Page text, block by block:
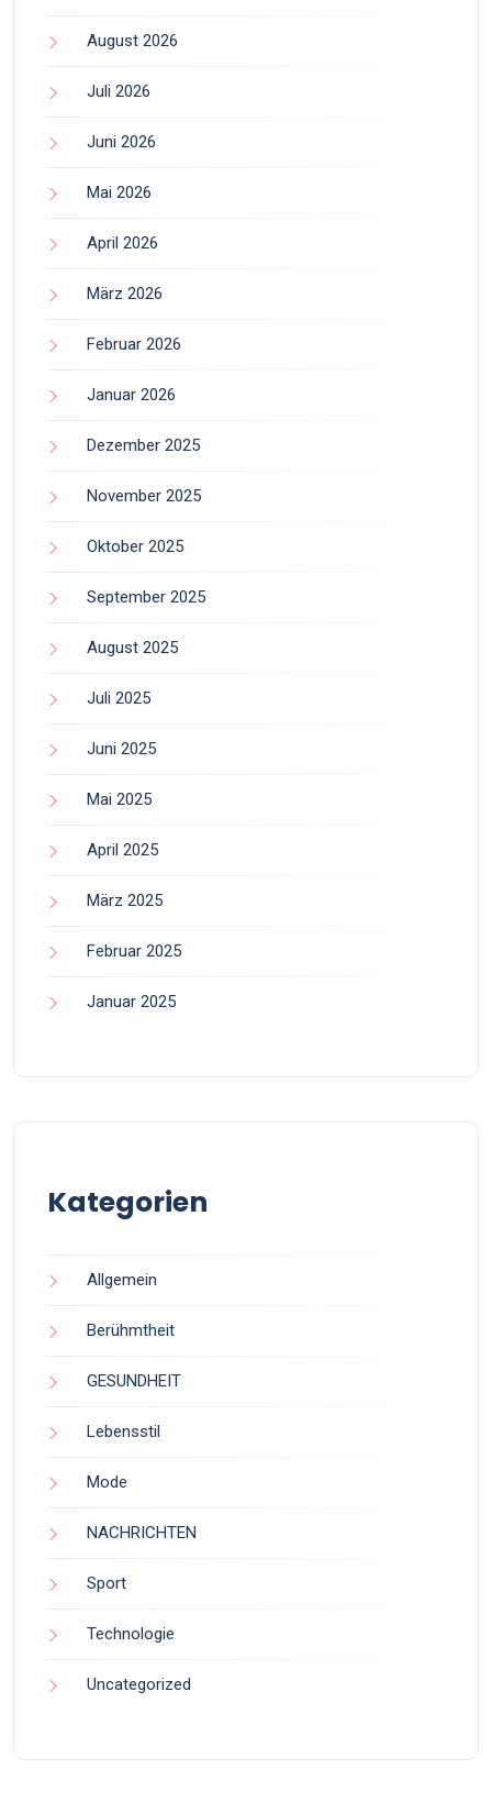
August 2026
Juli 2026
Juni 2026
Mai 2026
April 2026
März 2026
Februar 2026
Januar 2026
Dezember 2025
November 2025
Oktober 2025
September 2025
August 2025
Juli 2025
Juni 2025
Mai 2025
April 2025
März 2025
Februar 2025
Januar 2025
Kategorien
Allgemein
Berühmtheit
GESUNDHEIT
Lebensstil
Mode
NACHRICHTEN
Sport
Technologie
Uncategorized